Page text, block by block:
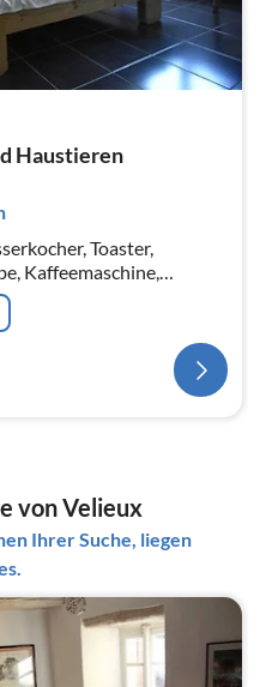
Haustieren
Toaster,
Kaffeemaschine,
von Velieux
Ihrer Suche, liegen